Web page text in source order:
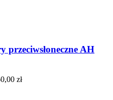
AH
zł